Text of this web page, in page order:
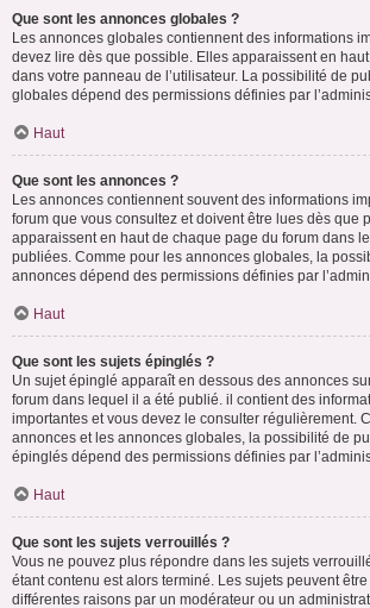
Que sont les annonces globales ?
Les annonces globales contiennent des informations
devez lire dès que possible. Elles apparaissent en
dans votre panneau de l’utilisateur. La possibilité de
globales dépend des permissions définies par
Haut
Que sont les annonces ?
Les annonces contiennent souvent des informations
forum que vous consultez et doivent être lues dès que
apparaissent en haut de chaque page du forum dans
publiées. Comme pour les annonces globales, la
annonces dépend des permissions définies par
Haut
Que sont les sujets épinglés ?
Un sujet épinglé apparaît en dessous des annonces
forum dans lequel il a été publié. il contient des
importantes et vous devez le consulter régulièrement.
annonces et les annonces globales, la possibilité de
épinglés dépend des permissions définies par
Haut
Que sont les sujets verrouillés ?
Vous ne pouvez plus répondre dans les sujets
étant contenu est alors terminé. Les sujets peuvent
différentes raisons par un modérateur ou un